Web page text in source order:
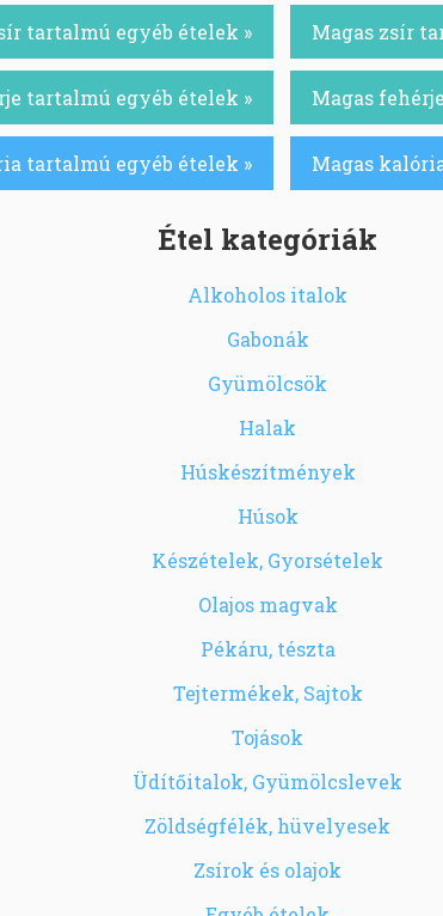
tartalmú egyéb ételek » Magas zsír
tartalmú egyéb ételek » Magas
tartalmú egyéb ételek » Magas
Étel kategóriák
Alkoholos italok
Gabonák
Gyümölcsök
Halak
Húskészítmények
Húsok
Készételek, Gyorsételek
Olajos magvak
Pékáru, tészta
Tejtermékek, Sajtok
Tojások
Üdítőitalok, Gyümölcslevek
Zöldségfélék, hüvelyesek
Zsírok és olajok